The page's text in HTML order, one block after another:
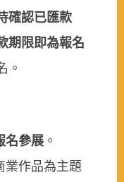
確認已匯款
期限即為報名
。
名參展 。
業作品為主題